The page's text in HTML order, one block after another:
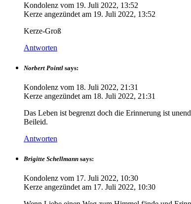
Kondolenz vom 19. Juli 2022, 13:52
Kerze angezündet am 19. Juli 2022, 13:52
Kerze-Groß
Antworten
Norbert Pointl says:
Kondolenz vom 18. Juli 2022, 21:31
Kerze angezündet am 18. Juli 2022, 21:31
Das Leben ist begrenzt doch die Erinnerung ist
Beileid.
Antworten
Brigitte Schellmann says:
Kondolenz vom 17. Juli 2022, 10:30
Kerze angezündet am 17. Juli 2022, 10:30